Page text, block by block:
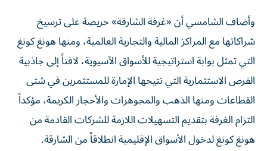
وأضاف الشامسي أن «غرفة الشارقة» حريصة على ترسيخ
شراكاتها مع المراكز المالية والتجارية العالمية، ومنها هونغ كونغ
التي تمثل بوابة استراتيجية للأسواق الآسيوية، لافتاً إلى جاذبية
الفرص الاستثمارية التي تتيحها الإمارة للمستثمرين في شتى
القطاعات ومنها الذهب والمجوهرات والأحجار الكريمة، مؤكداً
التزام الغرفة بتقديم التسهيلات اللازمة للشركات القادمة من
هونغ كونغ لدخول الأسواق الإقليمية انطلاقاً من الشارقة.